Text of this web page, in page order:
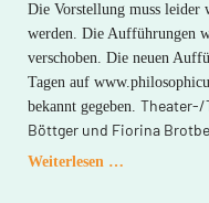
Die Vorstellung muss leider
werden. Die Aufführungen
verschoben. Die neuen
Tagen auf
bekannt gegeben. Theater-/
Böttger und Fiorina
Weiterlesen …